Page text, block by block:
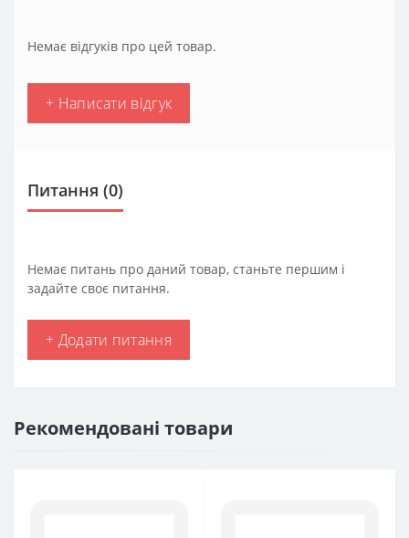
Немає відгуків про цей товар.
+ Написати відгук
Питання (0)
Немає питань про даний товар, станьте першим і
задайте своє питання.
+ Додати питання
Рекомендовані товари